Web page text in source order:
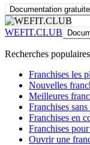
Documentation gratuite
WEFIT.CLUB
Recherches populaires
Franchises les
Nouvelles
Meilleures
Franchises
Franchises en
Franchises
Ouvrir une